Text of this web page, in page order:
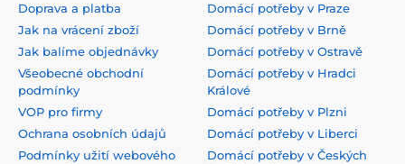
Doprava a platba
Jak na vrácení zboží
Jak balíme objednávky
Všeobecné obchodní
podmínky
VOP pro firmy
Ochrana osobních údajů
Podmínky užití webového
Domácí potřeby v Praze
Domácí potřeby v Brně
Domácí potřeby v Ostravě
Domácí potřeby v Hradci
Králové
Domácí potřeby v Plzni
Domácí potřeby v Liberci
Domácí potřeby v Českých